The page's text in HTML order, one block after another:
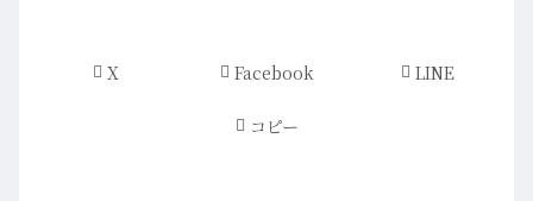
X Facebook LINE
コピー